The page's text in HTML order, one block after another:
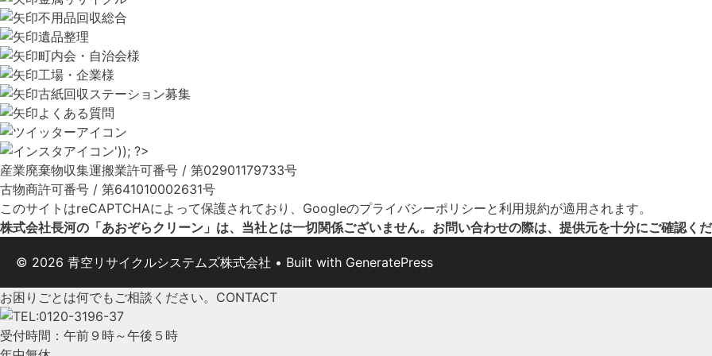
不用品回収総合
遺品整理
町内会・自治会様
工場・企業様
古紙回収ステーション募集
よくある質問
産業廃棄物収集運搬業許可番号 / 第02901179733号
古物商許可番号 / 第641010002631号
このサイトはreCAPTCHAによって保護されており、Googleのプライバシーポリシーと利用規約が適用されます。
株式会社長河の「あおぞらクリーン」は、当社とは一切関係ございません。お問い合わせの際は、提供元を十分にご確認く
© 2026 青空リサイクルシステムズ株式会社 • Built with GeneratePress
お困りごとは何でもご相談ください。 CONTACT
受付時間：午前９時～午後５時